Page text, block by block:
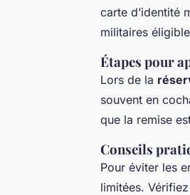
carte d’identité
militaires
Étapes pour
Lors de la
souvent en
que la remise
Conseils
Pour éviter les
limitées.